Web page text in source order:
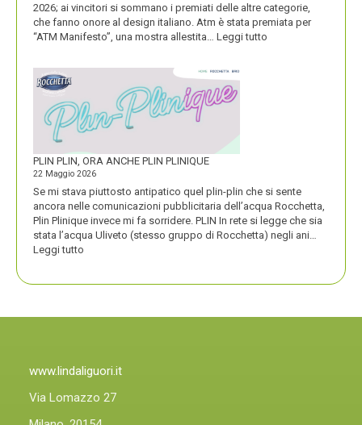
2026; ai vincitori si sommano i premiati delle altre categorie,
che fanno onore al design italiano. Atm è stata premiata per
“ATM Manifesto”, una mostra allestita… Leggi tutto
PLIN PLIN, ORA ANCHE PLIN PLINIQUE
22 Maggio 2026
Se mi stava piuttosto antipatico quel plin-plin che si sente
ancora nelle comunicazioni pubblicitaria dell’acqua Rocchetta,
Plin Plinique invece mi fa sorridere. PLIN In rete si legge che sia
stata l’acqua Uliveto (stesso gruppo di Rocchetta) negli ani…
Leggi tutto
www.lindaliguori.it
Via Lomazzo 27